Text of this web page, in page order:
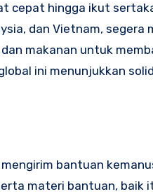
cepat hingga ikut
dan Vietnam, segera
makanan untuk
ini menunjukkan
bantuan
materi bantuan, baik